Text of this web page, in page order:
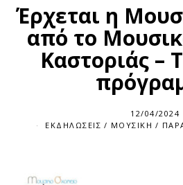
Έρχεται η
από το
Καστοριάς –
12/04/2024
ΕΚΔΗΛΏΣΕΙΣ / ΜΟΥΣΙΚΉ /